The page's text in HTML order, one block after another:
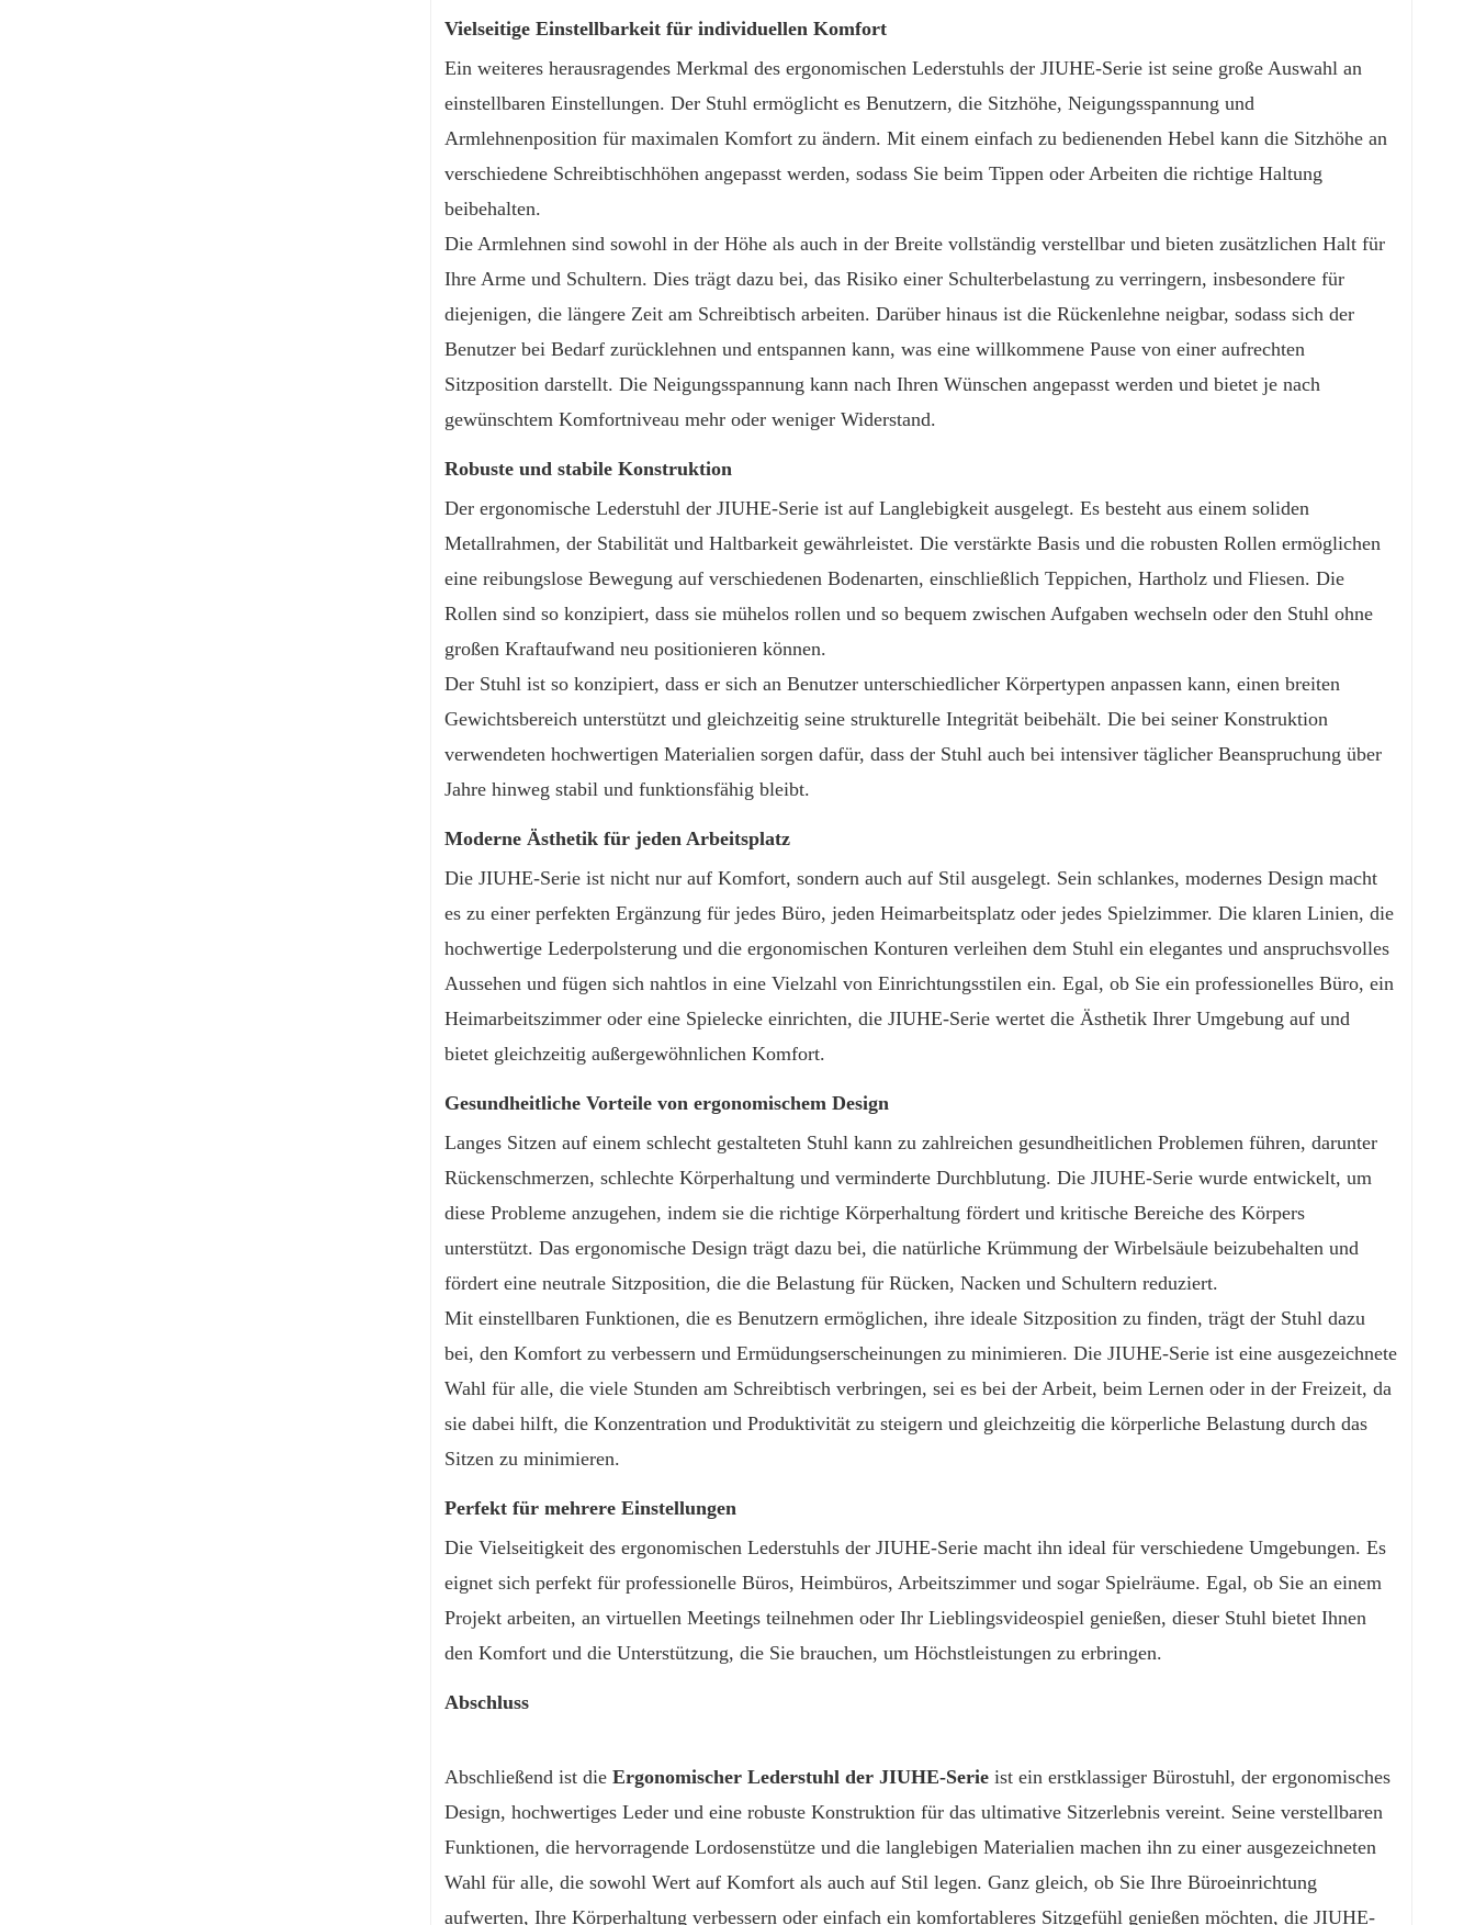
Vielseitige Einstellbarkeit für individuellen Komfort
Ein weiteres herausragendes Merkmal des ergonomischen Lederstuhls der JIUHE-Serie ist seine große Auswahl an
einstellbaren Einstellungen. Der Stuhl ermöglicht es Benutzern, die Sitzhöhe, Neigungsspannung und
Armlehnenposition für maximalen Komfort zu ändern. Mit einem einfach zu bedienenden Hebel kann die Sitzhöhe an
verschiedene Schreibtischhöhen angepasst werden, sodass Sie beim Tippen oder Arbeiten die richtige Haltung
beibehalten.
Die Armlehnen sind sowohl in der Höhe als auch in der Breite vollständig verstellbar und bieten zusätzlichen Halt für
Ihre Arme und Schultern. Dies trägt dazu bei, das Risiko einer Schulterbelastung zu verringern, insbesondere für
diejenigen, die längere Zeit am Schreibtisch arbeiten. Darüber hinaus ist die Rückenlehne neigbar, sodass sich der
Benutzer bei Bedarf zurücklehnen und entspannen kann, was eine willkommene Pause von einer aufrechten
Sitzposition darstellt. Die Neigungsspannung kann nach Ihren Wünschen angepasst werden und bietet je nach
gewünschtem Komfortniveau mehr oder weniger Widerstand.
Robuste und stabile Konstruktion
Der ergonomische Lederstuhl der JIUHE-Serie ist auf Langlebigkeit ausgelegt. Es besteht aus einem soliden
Metallrahmen, der Stabilität und Haltbarkeit gewährleistet. Die verstärkte Basis und die robusten Rollen ermöglichen
eine reibungslose Bewegung auf verschiedenen Bodenarten, einschließlich Teppichen, Hartholz und Fliesen. Die
Rollen sind so konzipiert, dass sie mühelos rollen und so bequem zwischen Aufgaben wechseln oder den Stuhl ohne
großen Kraftaufwand neu positionieren können.
Der Stuhl ist so konzipiert, dass er sich an Benutzer unterschiedlicher Körpertypen anpassen kann, einen breiten
Gewichtsbereich unterstützt und gleichzeitig seine strukturelle Integrität beibehält. Die bei seiner Konstruktion
verwendeten hochwertigen Materialien sorgen dafür, dass der Stuhl auch bei intensiver täglicher Beanspruchung über
Jahre hinweg stabil und funktionsfähig bleibt.
Moderne Ästhetik für jeden Arbeitsplatz
Die JIUHE-Serie ist nicht nur auf Komfort, sondern auch auf Stil ausgelegt. Sein schlankes, modernes Design macht
es zu einer perfekten Ergänzung für jedes Büro, jeden Heimarbeitsplatz oder jedes Spielzimmer. Die klaren Linien, die
hochwertige Lederpolsterung und die ergonomischen Konturen verleihen dem Stuhl ein elegantes und anspruchsvolles
Aussehen und fügen sich nahtlos in eine Vielzahl von Einrichtungsstilen ein. Egal, ob Sie ein professionelles Büro, ein
Heimarbeitszimmer oder eine Spielecke einrichten, die JIUHE-Serie wertet die Ästhetik Ihrer Umgebung auf und
bietet gleichzeitig außergewöhnlichen Komfort.
Gesundheitliche Vorteile von ergonomischem Design
Langes Sitzen auf einem schlecht gestalteten Stuhl kann zu zahlreichen gesundheitlichen Problemen führen, darunter
Rückenschmerzen, schlechte Körperhaltung und verminderte Durchblutung. Die JIUHE-Serie wurde entwickelt, um
diese Probleme anzugehen, indem sie die richtige Körperhaltung fördert und kritische Bereiche des Körpers
unterstützt. Das ergonomische Design trägt dazu bei, die natürliche Krümmung der Wirbelsäule beizubehalten und
fördert eine neutrale Sitzposition, die die Belastung für Rücken, Nacken und Schultern reduziert.
Mit einstellbaren Funktionen, die es Benutzern ermöglichen, ihre ideale Sitzposition zu finden, trägt der Stuhl dazu
bei, den Komfort zu verbessern und Ermüdungserscheinungen zu minimieren. Die JIUHE-Serie ist eine ausgezeichnete
Wahl für alle, die viele Stunden am Schreibtisch verbringen, sei es bei der Arbeit, beim Lernen oder in der Freizeit, da
sie dabei hilft, die Konzentration und Produktivität zu steigern und gleichzeitig die körperliche Belastung durch das
Sitzen zu minimieren.
Perfekt für mehrere Einstellungen
Die Vielseitigkeit des ergonomischen Lederstuhls der JIUHE-Serie macht ihn ideal für verschiedene Umgebungen. Es
eignet sich perfekt für professionelle Büros, Heimbüros, Arbeitszimmer und sogar Spielräume. Egal, ob Sie an einem
Projekt arbeiten, an virtuellen Meetings teilnehmen oder Ihr Lieblingsvideospiel genießen, dieser Stuhl bietet Ihnen
den Komfort und die Unterstützung, die Sie brauchen, um Höchstleistungen zu erbringen.
Abschluss
Abschließend ist dieErgonomischer Lederstuhl der JIUHE-Serie ist ein erstklassiger Bürostuhl, der ergonomisches
Design, hochwertiges Leder und eine robuste Konstruktion für das ultimative Sitzerlebnis vereint. Seine verstellbaren
Funktionen, die hervorragende Lordosenstütze und die langlebigen Materialien machen ihn zu einer ausgezeichneten
Wahl für alle, die sowohl Wert auf Komfort als auch auf Stil legen. Ganz gleich, ob Sie Ihre Büroeinrichtung
aufwerten, Ihre Körperhaltung verbessern oder einfach ein komfortableres Sitzgefühl genießen möchten, die JIUHE-